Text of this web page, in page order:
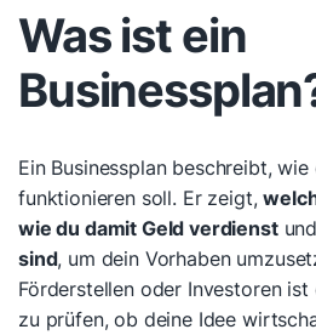
Was ist ein
Ein Businessplan beschreibt,
funktionieren soll. Er zeigt,
wie du damit Geld verdienstund
sind, um dein Vorhaben
Förderstellen oder Investoren
zu prüfen, ob deine Idee